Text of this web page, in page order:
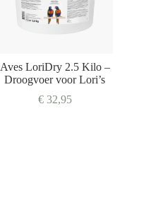
Aves LoriDry 2.5 Kilo –
Droogvoer voor Lori’s
€32,95